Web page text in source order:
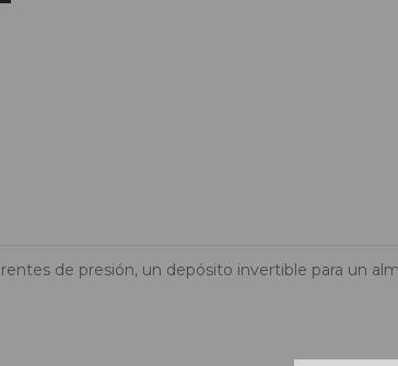
de presión, un depósito invertible para un